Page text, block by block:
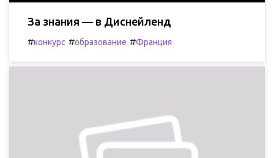
За знания — в Диснейленд
#конкурс #образование #Франция